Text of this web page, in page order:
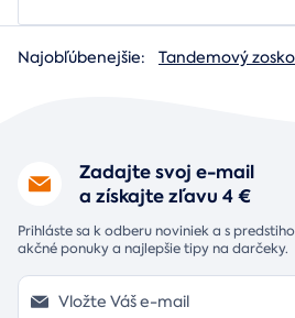
Najobľúbenejšie: Tandemový
Zadajte svoj e-mail
a získajte zľavu 4 €
Prihláste sa k odberu noviniek a s
akčné ponuky a najlepšie tipy na darčeky.